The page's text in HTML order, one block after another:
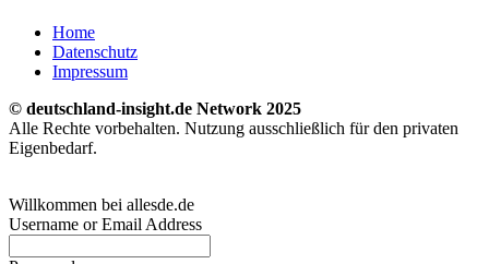
Home
Datenschutz
Impressum
© deutschland-insight.de Network 2025
Alle Rechte vorbehalten. Nutzung ausschließlich für den privaten
Eigenbedarf.
Willkommen bei allesde.de
Username or Email Address